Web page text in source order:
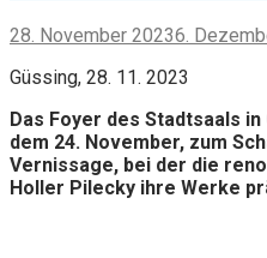
28. November 20236.
Güssing, 28. 11. 2023
Das Foyer des Stadtsaals
dem 24. November, zum
Vernissage, bei der die
Holler Pilecky ihre Werke